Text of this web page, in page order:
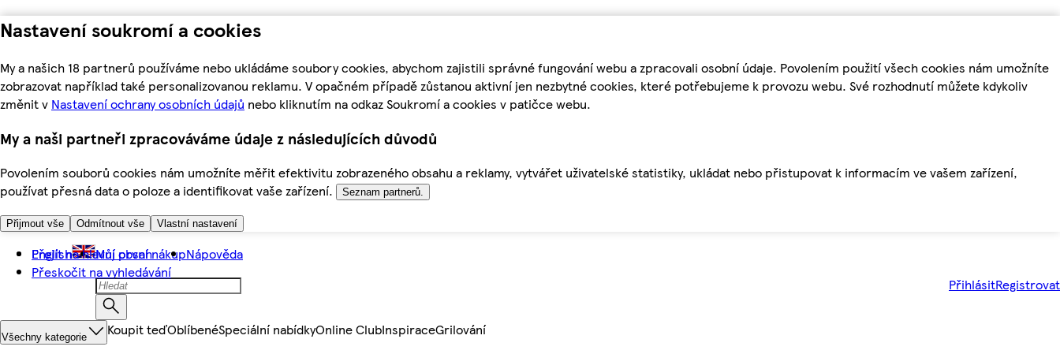
Nastavení soukromí a cookies
My a našich 18 partnerů používáme nebo ukládáme soubory cookies, abychom zajistili správné fungování webu a zpracovali osobní údaje. Povolením použití všech cookies nám umožníte
zobrazovat například také personalizovanou reklamu. V opačném případě zůstanou aktivní jen nezbytné cookies, které potřebujeme k provozu webu. Své rozhodnutí můžete kdykoliv
změnit v Nastavení ochrany osobních údajů nebo kliknutím na odkaz Soukromí a cookies v patičce webu.
My a naši partneři zpracováváme údaje z následujících důvodů
Povolením souborů cookies nám umožníte měřit efektivitu zobrazeného obsahu a reklamy, vytvářet uživatelské statistiky, ukládat nebo přistupovat k informacím ve vašem zařízení,
používat přesná data o poloze a identifikovat vaše zařízení.
Seznam partnerů.
Přijmout vše Odmítnout vše Vlastní nastavení
Přejít na hlavní obsah
Přeskočit na vyhledávání
English Můj první nákupNápověda
PřihlásitRegistrovat
Všechny kategorie Koupit teďOblíbenéSpeciální nabídkyOnline ClubInspiraceGrilování